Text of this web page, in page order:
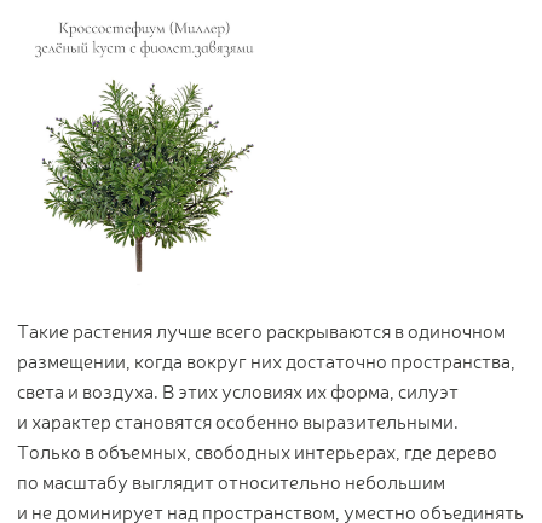
Такие растения лучше всего раскрываются в одиночном
размещении, когда вокруг них достаточно пространства,
света и воздуха. В этих условиях их форма, силуэт
и характер становятся особенно выразительными.
Только в объемных, свободных интерьерах, где дерево
по масштабу выглядит относительно небольшим
и не доминирует над пространством, уместно объединять